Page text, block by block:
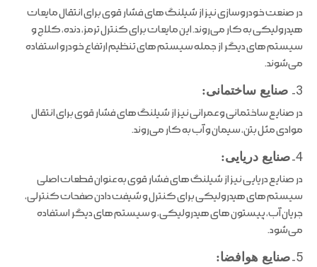
در صنعت خودروسازی نیز از شیلنگ های فشار قوی برای انتقال مایعات
هیدرولیکی به کار می‌روند. این مایعات برای کنترل ترمز، دنده، کلاج و
سیستم های دیگر از جمله سیستم های تنظیم ارتفاع خودرو استفاده
می‌شوند.
3- صنایع ساختمانی:
در صنایع ساختمانی و عمرانی نیز از شیلنگ های فشار قوی برای انتقال
موادی مثل بتن، سیمان و آب به کار می‌روند.
4- صنایع دریایی:
در صنایع دریایی نیز از شیلنگ های فشار قوی به عنوان قطعات اصلی
سیستم های هیدرولیکی برای کنترل و شیفت دادن صفحات کنترلی،
جریان آب، پیستون های هیدرولیکی، و سیستم های دیگر استفاده
می‌شود.
5- صنایع هوافضا: